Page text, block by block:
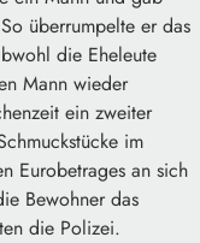
überrumpelte er das
die Eheleute
Mann wieder
ein zweiter
im
Eurobetrages an sich
Bewohner das
die Polizei.